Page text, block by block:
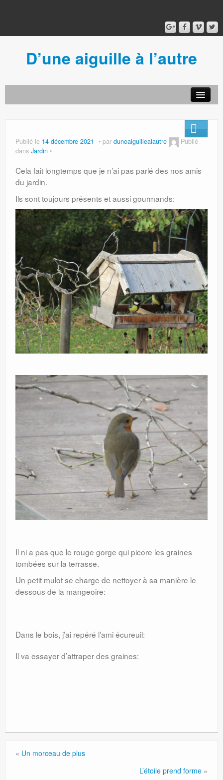
D’une aiguille à l’autre
Publié le 14 décembre 2021 par duneaiguillealautre
Publié
dans Jardin
Cela fait longtemps que je n’ai pas parlé des nos amis
du jardin.
Ils sont toujours présents et aussi gourmands:
Il ni a pas que le rouge gorge qui picore les graines
tombées sur la terrasse.
Un petit mulot se charge de nettoyer à sa manière le
dessous de la mangeoire:
Dans le bois, j’ai repéré l’ami écureuil:
Il va essayer d’attraper des graines:
« Un morceau de plus
L’étoile prend forme »